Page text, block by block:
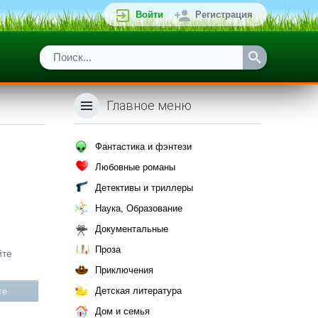
Войти Регистрация
Главное меню
Фантастика и фэнтези
Любовные романы
Детективы и триллеры
Наука, Образование
Документальные
Проза
Приключения
Детская литература
Дом и семья